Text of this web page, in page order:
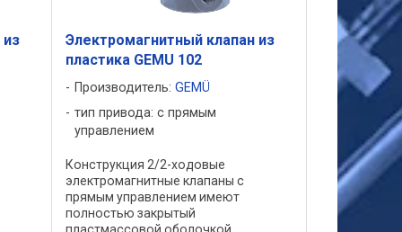
из
Электромагнитный клапан из
пластика GEMU 102
Производитель: GEMÜ
тип привода: с прямым
управлением
Конструкция 2/2-ходовые
электромагнитные клапаны с
прямым управлением имеют
полностью закрытый